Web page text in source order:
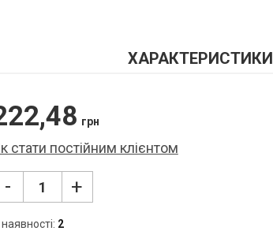
ХАРАКТЕРИСТИКИ
грн
стати постійним клієнтом
- +
наявності: 2